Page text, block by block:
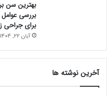
بررسی
برای جراحی
آبان 22, 1404
آخرین نوشته ها